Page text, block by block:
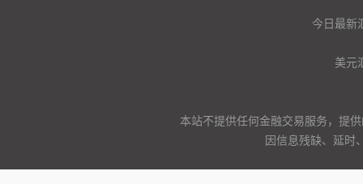
今日最新
美元
本站不提供任何金融交易服务，提
因信息残缺、延时